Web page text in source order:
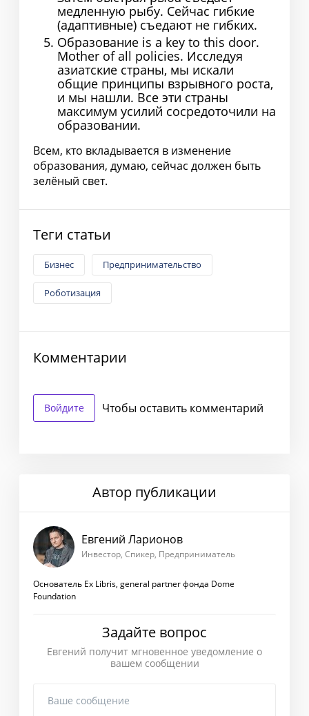
медленную рыбу. Сейчас гибкие
(адаптивные) съедают не гибких.
Образование is a key to this door.
Mother of all policies. Исследуя
азиатские страны, мы искали
общие принципы взрывного роста,
и мы нашли. Все эти страны
максимум усилий сосредоточили на
образовании.
Всем, кто вкладывается в изменение
образования, думаю, сейчас должен быть
зелёный свет.
Теги статьи
Бизнес Предпринимательство
Роботизация
Комментарии
Войдите Чтобы оставить комментарий
Автор публикации
Евгений Ларионов
Инвестор, Спикер, Предприниматель
Основатель Ex Libris, general partner фонда Dome
Foundation
Задайте вопрос
Евгений получит мгновенное уведомление о
вашем сообщении